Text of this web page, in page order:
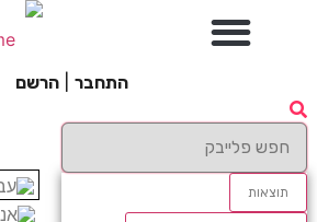
התחבר הרשם
תוצאות